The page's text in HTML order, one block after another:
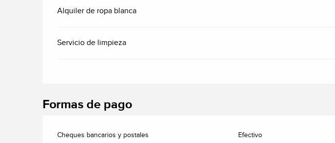
Alquiler de ropa blanca
Servicio de limpieza
Formas de pago
Cheques bancarios y postales Efectivo